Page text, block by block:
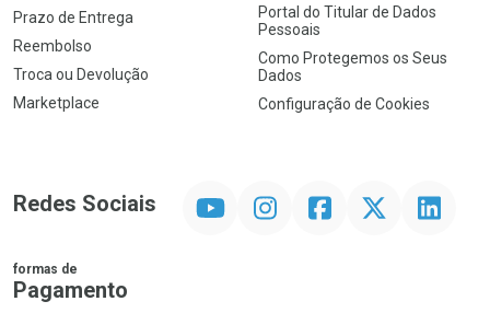
Prazo de Entrega
Reembolso
Troca ou Devolução
Marketplace
Portal do Titular de Dados
Pessoais
Como Protegemos os Seus
Dados
Configuração de Cookies
Redes Sociais InstagramFacebookTwitter Linkedin
formas de
Pagamento